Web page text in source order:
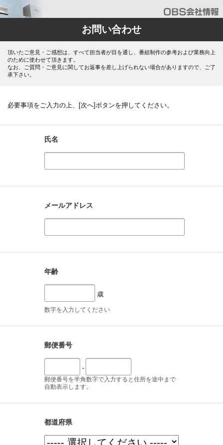
お問い合わせ
頂いたご意見・ご感想は、すべて担当者が目を通し、番組制作の参考および業務向上
のために使わせて頂きます。
なお、ご質問・ご意見に関してお返事を差し上げられない場合がありますので、ご了
承下さい。
必要事項をご入力の上、[次へ]ボタンを押してください。
氏名
メールアドレス
年齢
歳
数字を入力してください
郵便番号
-
郵便番号を半角数字で入力すると住所を途中まで
自動表示します。
都道府県